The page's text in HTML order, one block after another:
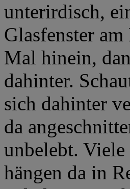
unterirdisch,
Glasfenster am
Mal hinein,
dahinter.
sich dahinter
da
unbelebt.
hängen da in